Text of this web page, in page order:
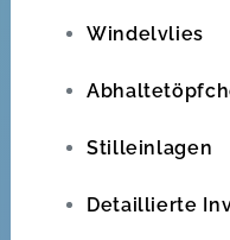
Windelvlies
Stilleinlagen
Detaillierte